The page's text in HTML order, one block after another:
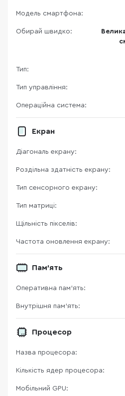
Модель смартфона:
Обирай швидко:
Тип:
Тип управління:
Операційна система:
Екран
Діагональ екрану:
Роздільна здатність екрану:
Тип сенсорного екрану:
Тип матриці:
Щільність пікселів:
Частота оновлення екрану:
Пам'ять
Оперативна пам'ять:
Внутрішня пам'ять:
Процесор
Назва процесора:
Кількість ядер процесора:
Мобільний GPU: